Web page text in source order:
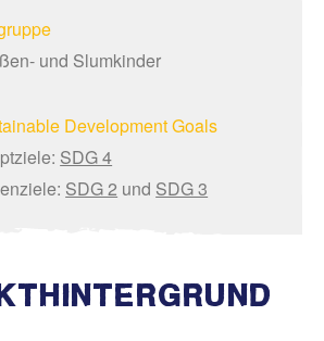
und Slumkinder
Development Goals
SDG 4
SDG 2 und SDG 3